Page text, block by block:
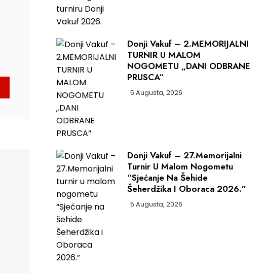
Donji Vakuf – 2.MEMORIJALNI
TURNIR U MALOM
NOGOMETU „DANI ODBRANE
PRUSCA“
5 Augusta, 2026
Donji Vakuf – 27.Memorijalni
Turnir U Malom Nogometu
“Sjećanje Na Šehide
Šeherdžika I Oboraca 2026.”
5 Augusta, 2026